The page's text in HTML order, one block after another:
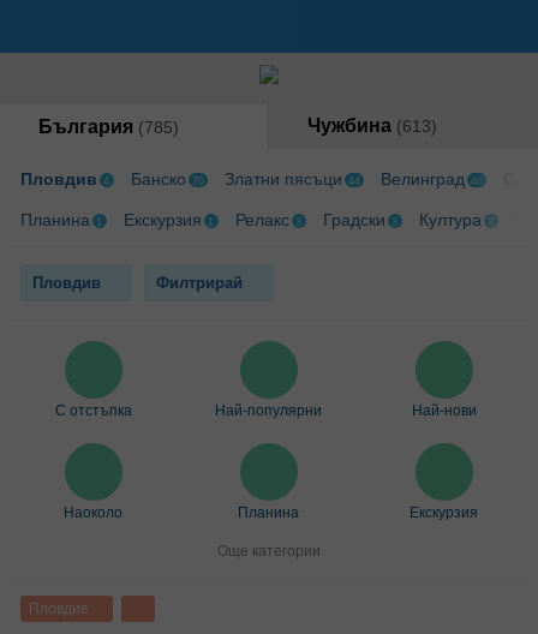
България (785) Чужбина (613)
Пловдив 4 Банско 70 Златни пясъци 44 Велинград 46
Планина 1 Екскурзия 1 Релакс 3 Градски 3 Култура 3
Пловдив Филтрирай
С отстъпка Най-популярни Най-нови
Наоколо Планина Екскурзия
Още категории
Пловдив